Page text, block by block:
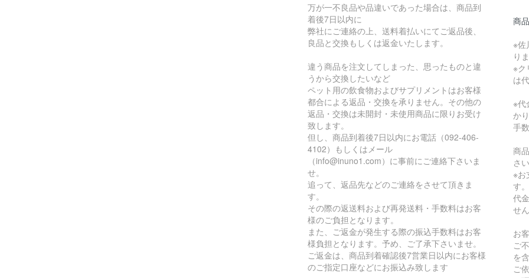
万が一不良品や品違いであった場合は、商品到
着後7日以内に
弊社にご連絡の上、送料着払いにてご返品後、
良品と交換もしくは返金いたします。
違う商品を注文してしまった、思ったものと違
うから交換したいなど
ペット用の飲食物およびサプリメントはお客様
都合による返品・交換を承りません。その他の
返品・交換は未開封・未使用商品に限りお受け
致します。
但し、商品到着後7日以内にお電話（092-406-
4102）もしくはメール
（info@inuno1.com）に事前にご連絡下さいま
せ。
追って、返品先などのご連絡をさせて頂きま
す。
その際の返送料および再発送料・手数料はお客
様のご負担となります。
また、ご返金が発生する際の振込手数料はお客
様負担となります。予め、ご了承下さいませ。
ご返金は、商品到着確認後7営業日以内にお客様
のご指定口座などにお振込み致します
商
※佐
り
※ク
は
※代
か
手
商
さい
※お
す
代
せ
お
ご
を
ご